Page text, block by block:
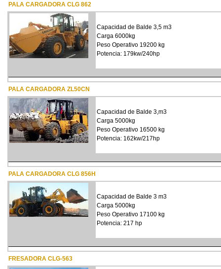
PALA CARGADORA CLG 862
Capacidad de Balde 3,5 m3
Carga 6000kg
Peso Operativo 19200 kg
Potencia: 179kw/240hp
PALA CARGADORA ZL50CN
Capacidad de Balde 3,m3
Carga 5000kg
Peso Operativo 16500 kg
Potencia: 162kw/217hp
PALA CARGADORA CLG 856H
Capacidad de Balde 3 m3
Carga 5000kg
Peso Operativo 17100 kg
Potencia: 217 hp
FRESADORA CLG-563